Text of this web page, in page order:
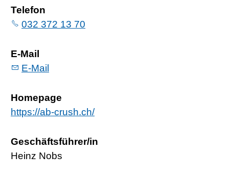
Telefon
032 372 13 70
E-Mail
E-Mail
Homepage
https://ab-crush.ch/
Geschäftsführer/in
Heinz Nobs